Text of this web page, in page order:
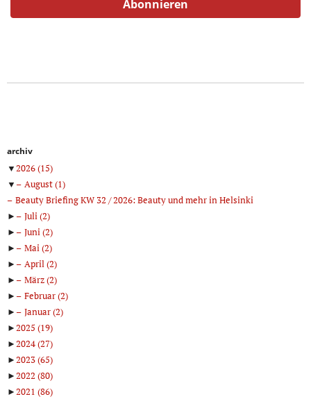
archiv
▼2026(15)
▼
August(1)
Beauty Briefing KW 32 / 2026: Beauty und mehr in Helsinki
►
Juli(2)
►
Juni(2)
►
Mai(2)
►
April(2)
►
März(2)
►
Februar(2)
►
Januar(2)
►2025 (19)
►2024(27)
►2023(65)
►2022 (80)
►2021 (86)